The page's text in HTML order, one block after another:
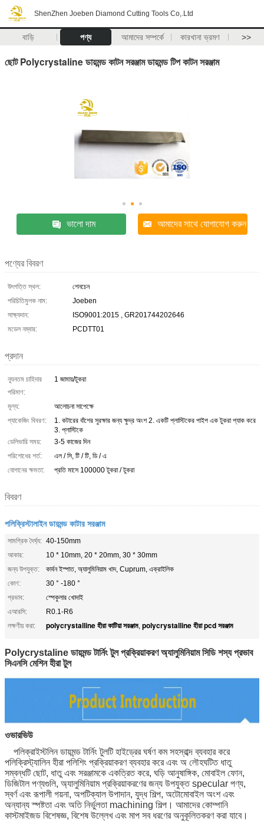
ShenZhen Joeben Diamond Cutting Tools Co,.Ltd
বাড়ি পণ্য আমাদের সম্পর্কে কারখানা ভ্রমণ >>
ছোট Polycrystaline ডায়মন্ড কাটন সরঞ্জাম ডায়মন্ড টিপ কাটন সরঞ্জাম
ভালো দাম আমাদের সাথে যোগাযোগ করুন
পণ্যের বিবরণ
উৎপত্তি স্থল:
শেনচেন
পরিচিতিমুলক নাম:
Joeben
সাক্ষ্যদান:
ISO9001:2015 , GR201744202646
মডেল নম্বার:
PCDTT01
প্রদান
ন্যূনতম চাহিদার
পরিমাণ:
1 জামায়/টুকরা
মূল্য:
আলোচনা সাপেক্ষে
প্যাকেজিং বিবরণ:
1. কটারের বাঁশের সুরক্ষার জন্য ক্ষুদ্র অংশ 2. একটি প্লাস্টিকের পাইপ এক টুকরা প্যাক করে
3. প্লাস্টিকে
ডেলিভারি সময়:
3-5 কাজের দিন
পরিশোধের শর্ত:
এল / সি, টি / টি, ডি / এ
যোগানের ক্ষমতা:
প্রতি মাসে 100000 টুকরা / টুকরা
বিবরণ
পলিক্রিস্টালাইন ডায়মন্ড কাটার সরঞ্জাম
সামগ্রিক দৈর্ঘ্য: 40-150mm
আকার:
10 * 10mm, 20 * 20mm, 30 * 30mm
জন্য উপযুক্ত:
কার্বন ইস্পাত, অ্যালুমিনিয়াম খাদ, Cuprum, এক্রাইলিক
কোণ:
30 ° -180 °
প্রভাব:
স্পেকুলার খোদাই
এআরসি:
R0.1-R6
লক্ষণীয় করা:
polycrystalline হীরা কাটিয়া সরঞ্জাম, polycrystalline হীরা pcd সরঞ্জাম
Polycrystaline ডায়মন্ড টার্নিং টুল প্রক্রিয়াকরণ অ্যালুমিনিয়াম সিডি শস্য প্রভাব
সিএনসি মেশিন হীরা টুল
ওভারভিউ
পলিক্রাইস্টলিন ডায়মন্ড টার্নিং টুলটি হাইড্রের ঘর্ষণ কম সহস্রাব্দ ব্যবহার করে
পলিক্রিস্ট্যালিন হীরা পলিশিং প্রক্রিয়াকরণ ব্যবহার করে এবং অ লৌহঘটিত ধাতু
সম্বন্ধটি ছোট, ধাতু এবং সরঞ্জামকে একত্রিত করে, ঘড়ি আনুষাঙ্গিক, মোবাইল ফোন,
ডিজিটাল পণ্যগুলি, অ্যালুমিনিয়াম প্রক্রিয়াকরণের জন্য উপযুক্ত specular পণ্য,
স্বর্ণ এবং রূপালী গয়না, অপটিক্যাল উপাদান, যুদ্ধ শিল্প, অটোমোবাইল অংশ এবং
অন্যান্য স্পষ্টতা এবং অতি নির্ভুলতা machining শিল্প। আমাদের কোম্পানি
কাস্টমাইজড বিশেষজ্ঞ, বিশেষ উল্লেখ এবং মাপ সব ধরণের অনুকূলিতকরণ করা যাবে।